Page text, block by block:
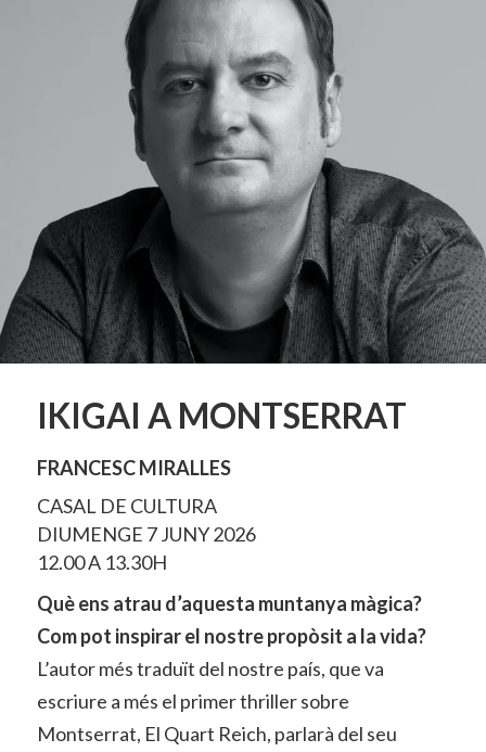
IKIGAI A MONTSERRAT
FRANCESC MIRALLES
CASAL DE CULTURA
DIUMENGE 7 JUNY 2026
12.00 A 13.30H
Què ens atrau d’aquesta muntanya màgica?
Com pot inspirar el nostre propòsit a la vida?
L’autor més traduït del nostre país, que va
escriure a més el primer thriller sobre
Montserrat, El Quart Reich, parlarà del seu